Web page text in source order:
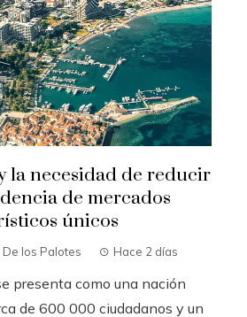
la necesidad de reducir
de mercados
únicos
De los Palotes Hace 2 días
presenta como una nación
de 600 000 ciudadanos y un